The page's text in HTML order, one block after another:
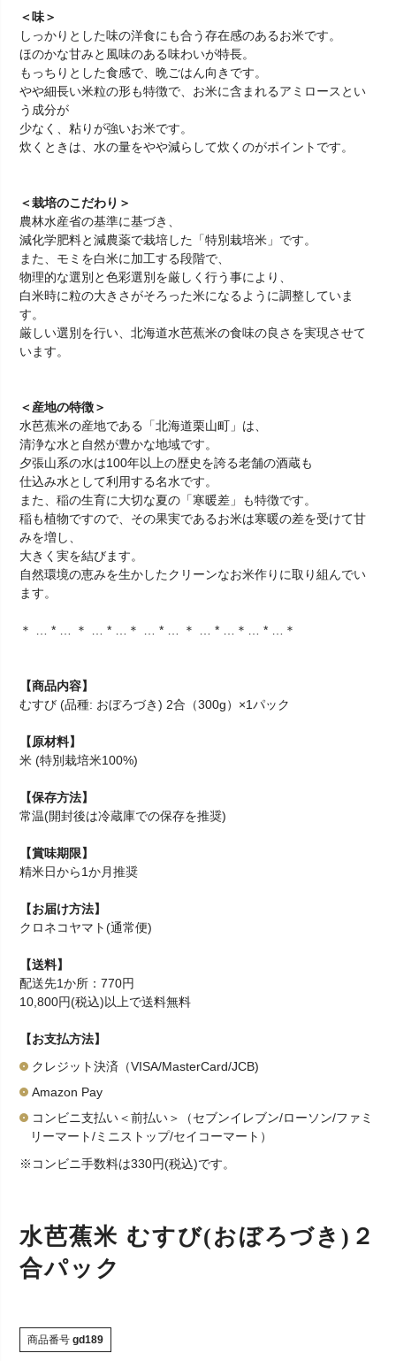
＜味＞
しっかりとした味の洋食にも合う存在感のあるお米です。
ほのかな甘みと風味のある味わいが特長。
もっちりとした食感で、晩ごはん向きです。
やや細長い米粒の形も特徴で、お米に含まれるアミロースとい
う成分が
少なく、粘りが強いお米です。
炊くときは、水の量をやや減らして炊くのがポイントです。
＜栽培のこだわり＞
農林水産省の基準に基づき、
減化学肥料と減農薬で栽培した「特別栽培米」です。
また、モミを白米に加工する段階で、
物理的な選別と色彩選別を厳しく行う事により、
白米時に粒の大きさがそろった米になるように調整していま
す。
厳しい選別を行い、北海道水芭蕉米の食味の良さを実現させて
います。
＜産地の特徴＞
水芭蕉米の産地である「北海道栗山町」は、
清浄な水と自然が豊かな地域です。
夕張山系の水は100年以上の歴史を誇る老舗の酒蔵も
仕込み水として利用する名水です。
また、稲の生育に大切な夏の「寒暖差」も特徴です。
稲も植物ですので、その果実であるお米は寒暖の差を受けて甘
みを増し、
大きく実を結びます。
自然環境の恵みを生かしたクリーンなお米作りに取り組んでい
ます。
＊ … * … ＊ … * …＊ … * … ＊ … * …＊… * …＊
【商品内容】
むすび (品種: おぼろづき) 2合（300g）×1パック
【原材料】
米 (特別栽培米100%)
【保存方法】
常温(開封後は冷蔵庫での保存を推奨)
【賞味期限】
精米日から1か月推奨
【お届け方法】
クロネコヤマト(通常便)
【送料】
配送先1か所：770円
10,800円(税込)以上で送料無料
【お支払方法】
クレジット決済（VISA/MasterCard/JCB)
Amazon Pay
コンビニ支払い＜前払い＞（セブンイレブン/ローソン/ファミ
リーマート/ミニストップ/セイコーマート）
※コンビニ手数料は330円(税込)です。
水芭蕉米 むすび(おぼろづき)２
合パック
商品番号 gd189